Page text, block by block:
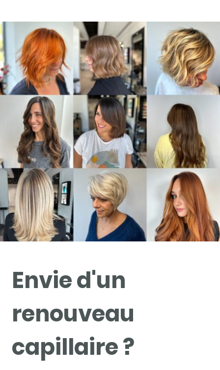
Envie d'un
renouveau
capillaire ?